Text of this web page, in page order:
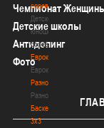
соревнования
Детско-
юношеские
соревнования
Еврокубки
Еврокубки
Разное
Разное
Баскетбол
3х3
Чемпионат
Детские школы
Антидопинг
Фото